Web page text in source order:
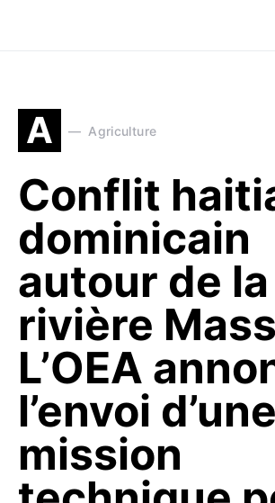
A Agriculture
Conflit
dominicain
autour de la
rivière
L’OEA
l’envoi d’une
mission